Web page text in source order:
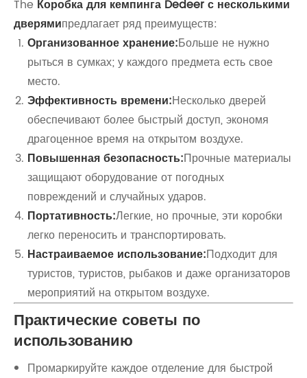
The Коробка для кемпинга Dedeer с несколькими
дверямипредлагает ряд преимуществ:
Организованное хранение:Больше не нужно
рыться в сумках; у каждого предмета есть свое
место.
Эффективность времени:Несколько дверей
обеспечивают более быстрый доступ, экономя
драгоценное время на открытом воздухе.
Повышенная безопасность:Прочные материалы
защищают оборудование от погодных
повреждений и случайных ударов.
Портативность:Легкие, но прочные, эти коробки
легко переносить и транспортировать.
Настраиваемое использование:Подходит для
туристов, туристов, рыбаков и даже организаторов
мероприятий на открытом воздухе.
Практические советы по
использованию
Промаркируйте каждое отделение для быстрой